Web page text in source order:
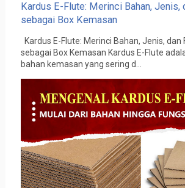
Kardus E-Flute: Merinci Bahan, Jenis,
sebagai Box Kemasan
Kardus E-Flute: Merinci Bahan, Jenis, dan
sebagai Box Kemasan Kardus E-Flute
bahan kemasan yang sering d...